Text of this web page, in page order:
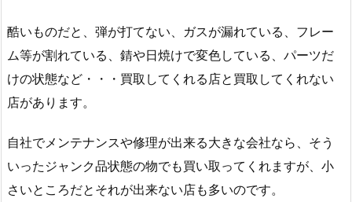
酷いものだと、弾が打てない、ガスが漏れている、フレー
ム等が割れている、錆や日焼けで変色している、パーツだ
けの状態など・・・買取してくれる店と買取してくれない
店があります。
自社でメンテナンスや修理が出来る大きな会社なら、そう
いったジャンク品状態の物でも買い取ってくれますが、小
さいところだとそれが出来ない店も多いのです。